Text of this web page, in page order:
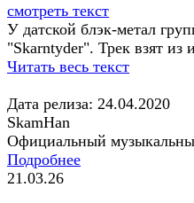
смотреть текст
У датской блэк-метал
"Skarntyder". Трек взят из
Читать весь текст
Дата релиза: 24.04.2020
SkamHan
Официальный
Подробнее
21.03.26